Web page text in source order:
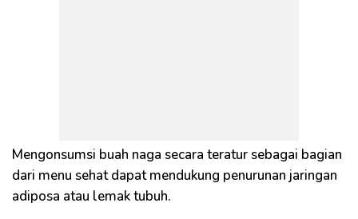
Mengonsumsi buah naga secara teratur sebagai bagian
dari menu sehat dapat mendukung penurunan jaringan
adiposa atau lemak tubuh.